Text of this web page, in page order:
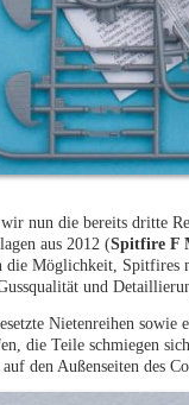
nun die bereits dritte
aus 2012 (Spitfire F
die Möglichkeit, Spitfires
und
Nietenreihen sowie
die Teile schmiegen
den Außenseiten des